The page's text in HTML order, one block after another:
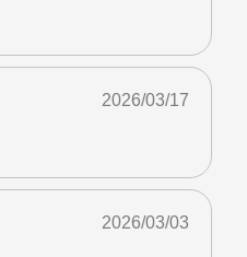
2026/03/17
2026/03/03